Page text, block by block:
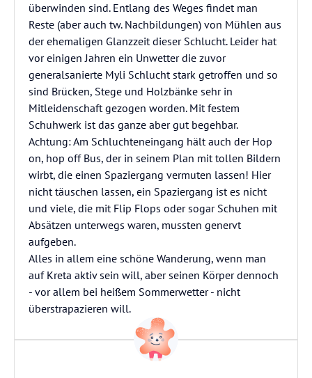
überwinden sind. Entlang des Weges findet man
Reste (aber auch tw. Nachbildungen) von Mühlen aus
der ehemaligen Glanzzeit dieser Schlucht. Leider hat
vor einigen Jahren ein Unwetter die zuvor
generalsanierte Myli Schlucht stark getroffen und so
sind Brücken, Stege und Holzbänke sehr in
Mitleidenschaft gezogen worden. Mit festem
Schuhwerk ist das ganze aber gut begehbar.
Achtung: Am Schluchteneingang hält auch der Hop
on, hop off Bus, der in seinem Plan mit tollen Bildern
wirbt, die einen Spaziergang vermuten lassen! Hier
nicht täuschen lassen, ein Spaziergang ist es nicht
und viele, die mit Flip Flops oder sogar Schuhen mit
Absätzen unterwegs waren, mussten genervt
aufgeben.
Alles in allem eine schöne Wanderung, wenn man
auf Kreta aktiv sein will, aber seinen Körper dennoch
- vor allem bei heißem Sommerwetter - nicht
überstrapazieren will.